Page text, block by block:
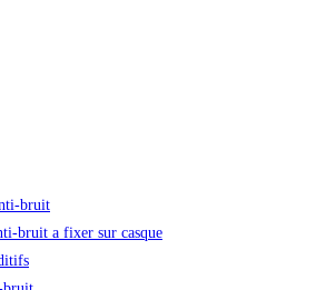
bruit
bruit a fixer sur casque